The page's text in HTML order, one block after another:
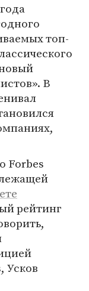
топ-
В
Forbes
рейтинг
Усков